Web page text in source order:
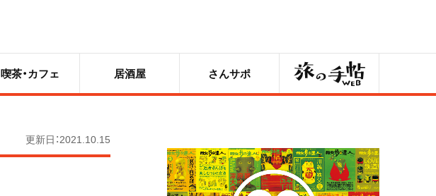
喫茶・カフェ 居酒屋 さんサポ 旅の手帖
更新日：2021.10.15